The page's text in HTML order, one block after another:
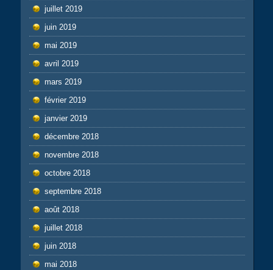
juillet 2019
juin 2019
mai 2019
avril 2019
mars 2019
février 2019
janvier 2019
décembre 2018
novembre 2018
octobre 2018
septembre 2018
août 2018
juillet 2018
juin 2018
mai 2018